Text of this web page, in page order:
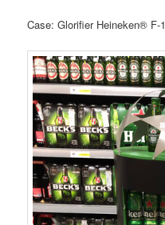
Case: Glorifier Heineken® F-1